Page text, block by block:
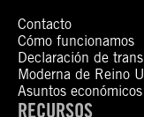
Contacto
Cómo funcionamos
Declaración de
Moderna de Reino
Asuntos económicos
RECURSOS